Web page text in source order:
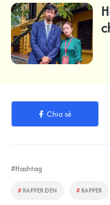
Chia sẻ
#Hashtag
# RAPPER ĐEN # RAPPER